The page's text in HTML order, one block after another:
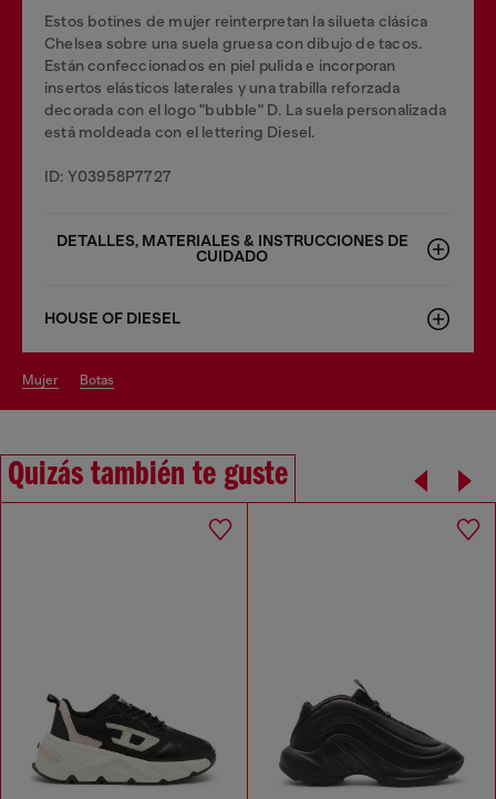
Estos botines de mujer reinterpretan la silueta clásica
Chelsea sobre una suela gruesa con dibujo de tacos.
Están confeccionados en piel pulida e incorporan
insertos elásticos laterales y una trabilla reforzada
decorada con el logo "bubble" D. La suela personalizada
está moldeada con el lettering Diesel.
ID: Y03958P7727
DETALLES, MATERIALES & INSTRUCCIONES DE
CUIDADO
HOUSE OF DIESEL
mujer botas
Quizás también te guste